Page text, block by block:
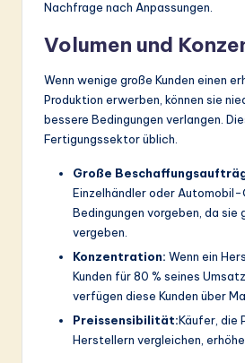
Nachfrage nach Anpassungen.
Volumen und
Wenn wenige große Kunden einen
Produktion erwerben, können sie
bessere Bedingungen verlangen.
Fertigungssektor üblich.
Große
Einzelhändler oder Automobil-
Bedingungen vorgeben, da sie
vergeben.
Konzentration: Wenn ein
Kunden für 80 % seines
verfügen diese Kunden über
Preissensibilität:Käufer, die
Herstellern vergleichen,